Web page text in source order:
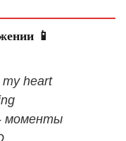
📱
heart
- моменты